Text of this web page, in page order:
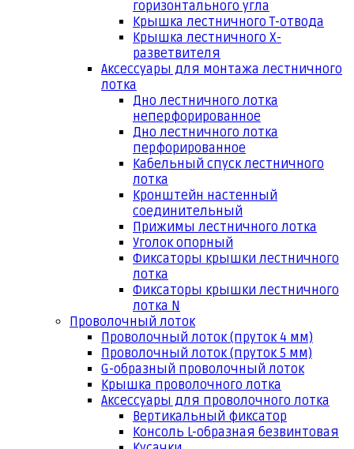
горизонтального угла
Крышка лестничного Т-отвода
Крышка лестничного Х-
разветвителя
Аксессуары для монтажа лестничного
лотка
Дно лестничного лотка
неперфорированное
Дно лестничного лотка
перфорированное
Кабельный спуск лестничного
лотка
Кронштейн настенный
соединительный
Прижимы лестничного лотка
Уголок опорный
Фиксаторы крышки лестничного
лотка
Фиксаторы крышки лестничного
лотка N
Проволочный лоток
Проволочный лоток (пруток 4 мм)
Проволочный лоток (пруток 5 мм)
G-образный проволочный лоток
Крышка проволочного лотка
Аксессуары для проволочного лотка
Вертикальный фиксатор
Консоль L-образная безвинтовая